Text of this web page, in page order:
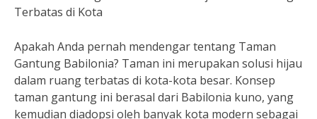
Terbatas di Kota
Apakah Anda pernah mendengar tentang Taman
Gantung Babilonia? Taman ini merupakan solusi hijau
dalam ruang terbatas di kota-kota besar. Konsep
taman gantung ini berasal dari Babilonia kuno, yang
kemudian diadopsi oleh banyak kota modern sebagai